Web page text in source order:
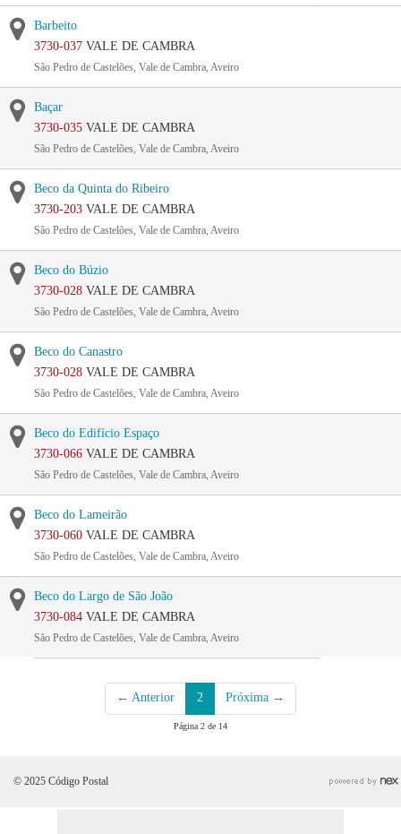
Barbeito
3730-037 VALE DE CAMBRA
São Pedro de Castelões, Vale de Cambra, Aveiro
Baçar
3730-035 VALE DE CAMBRA
São Pedro de Castelões, Vale de Cambra, Aveiro
Beco da Quinta do Ribeiro
3730-203 VALE DE CAMBRA
São Pedro de Castelões, Vale de Cambra, Aveiro
Beco do Búzio
3730-028 VALE DE CAMBRA
São Pedro de Castelões, Vale de Cambra, Aveiro
Beco do Canastro
3730-028 VALE DE CAMBRA
São Pedro de Castelões, Vale de Cambra, Aveiro
Beco do Edifício Espaço
3730-066 VALE DE CAMBRA
São Pedro de Castelões, Vale de Cambra, Aveiro
Beco do Lameirão
3730-060 VALE DE CAMBRA
São Pedro de Castelões, Vale de Cambra, Aveiro
Beco do Largo de São João
3730-084 VALE DE CAMBRA
São Pedro de Castelões, Vale de Cambra, Aveiro
← Anterior 2 Próxima →
Página 2 de 14
© 2025 Código Postal